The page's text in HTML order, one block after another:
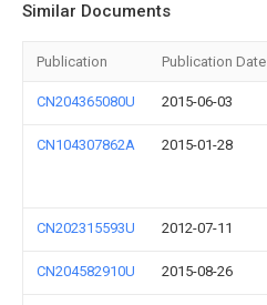
Similar Documents
Publication Publication Date
CN204365080U 2015-06-03
CN104307862A 2015-01-28
CN202315593U 2012-07-11
CN204582910U 2015-08-26